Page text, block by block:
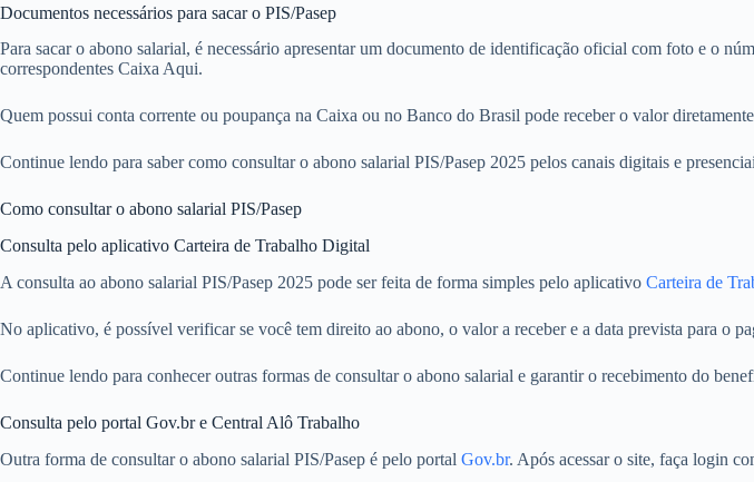
Documentos necessários para sacar o PIS/Pasep
Para sacar o abono salarial, é necessário apresentar um documento de identificação oficial com foto e o
correspondentes Caixa Aqui.
Quem possui conta corrente ou poupança na Caixa ou no Banco do Brasil pode receber o valor
Continue lendo para saber como consultar o abono salarial PIS/Pasep 2025 pelos canais digitais e
Como consultar o abono salarial PIS/Pasep
Consulta pelo aplicativo Carteira de Trabalho Digital
A consulta ao abono salarial PIS/Pasep 2025 pode ser feita de forma simples pelo aplicativo Carteira de
No aplicativo, é possível verificar se você tem direito ao abono, o valor a receber e a data prevista para o
Continue lendo para conhecer outras formas de consultar o abono salarial e garantir o recebimento do
Consulta pelo portal Gov.br e Central Alô Trabalho
Outra forma de consultar o abono salarial PIS/Pasep é pelo portal Gov.br. Após acessar o site, faça login